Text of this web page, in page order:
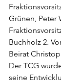
Grünen, Peter
Buchholz 2.
Beirat
Der TCG
seine